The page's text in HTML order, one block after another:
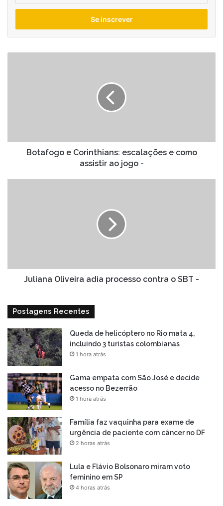
seu
de
email
jogo
Botafogo e Corinthians: escalações e como
assistir ao jogo -
Juliana Oliveira adia processo contra o SBT -
Postagens Recentes
Queda de helicóptero no Rio mata 4,
incluindo 3 turistas colombianas
1 hora atrás
Gama empata com São José e decide
acesso no Bezerrão
1 hora atrás
Família faz vaquinha para exame de
urgência de paciente com câncer no DF
2 horas atrás
Lula e Flávio Bolsonaro miram voto
feminino em SP
4 horas atrás